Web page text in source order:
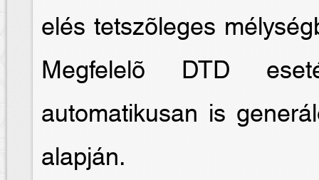
elés tetszõleges
Megfelelõ DTD
automatikusan is
alapján.